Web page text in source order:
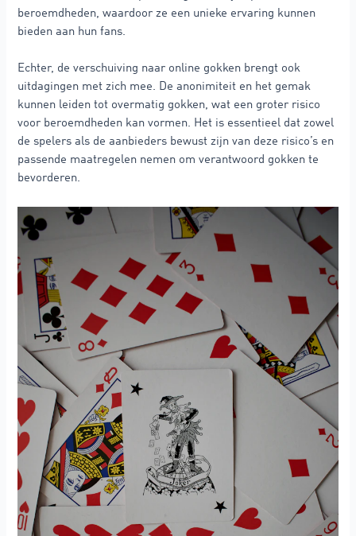
beroemdheden, waardoor ze een unieke ervaring kunnen
bieden aan hun fans.
Echter, de verschuiving naar online gokken brengt ook
uitdagingen met zich mee. De anonimiteit en het gemak
kunnen leiden tot overmatig gokken, wat een groter risico
voor beroemdheden kan vormen. Het is essentieel dat zowel
de spelers als de aanbieders bewust zijn van deze risico’s en
passende maatregelen nemen om verantwoord gokken te
bevorderen.